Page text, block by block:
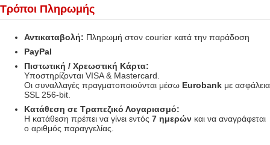
Τρόποι Πληρωμής
Αντικαταβολή: Πληρωμή στον courier κατά την παράδοση
PayPal
Πιστωτική / Χρεωστική Κάρτα:
Υποστηρίζονται VISA & Mastercard.
Οι συναλλαγές πραγματοποιούνται μέσω Eurobank με ασφάλεια
SSL 256-bit.
Κατάθεση σε Τραπεζικό Λογαριασμό:
Η κατάθεση πρέπει να γίνει εντός 7 ημερών και να αναγράφεται
ο αριθμός παραγγελίας.